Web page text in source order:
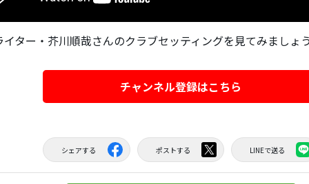
イター・芥川順哉さんのクラブセッティングを見てみましょ
チャンネル登録はこちら
シェアする ポストする LINEで送る